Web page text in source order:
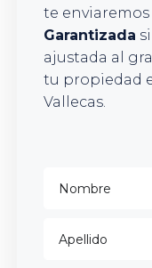
te
Garantizada
ajustada al
tu propiedad
Vallecas.